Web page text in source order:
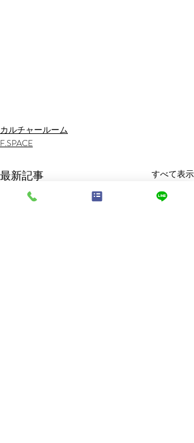
カルチャールーム
F.SPACE
最新記事 すべて表示